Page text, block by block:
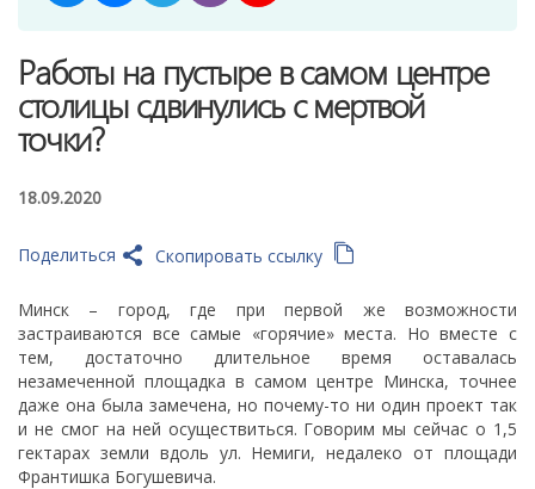
Работы на пустыре в самом центре
столицы сдвинулись с мертвой
точки?
18.09.2020
Скопировать ссылку
Поделиться
Минск – город, где при первой же возможности
застраиваются все самые «горячие» места. Но вместе с
тем, достаточно длительное время оставалась
незамеченной площадка в самом центре Минска, точнее
даже она была замечена, но почему-то ни один проект так
и не смог на ней осуществиться. Говорим мы сейчас о 1,5
гектарах земли вдоль ул. Немиги, недалеко от площади
Франтишка Богушевича.